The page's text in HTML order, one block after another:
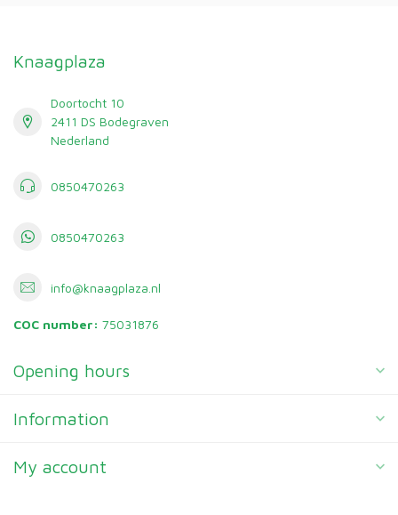
Knaagplaza
Doortocht 10
2411 DS Bodegraven
Nederland
0850470263
0850470263
info@knaagplaza.nl
COC number: 75031876
Opening hours
Information
My account